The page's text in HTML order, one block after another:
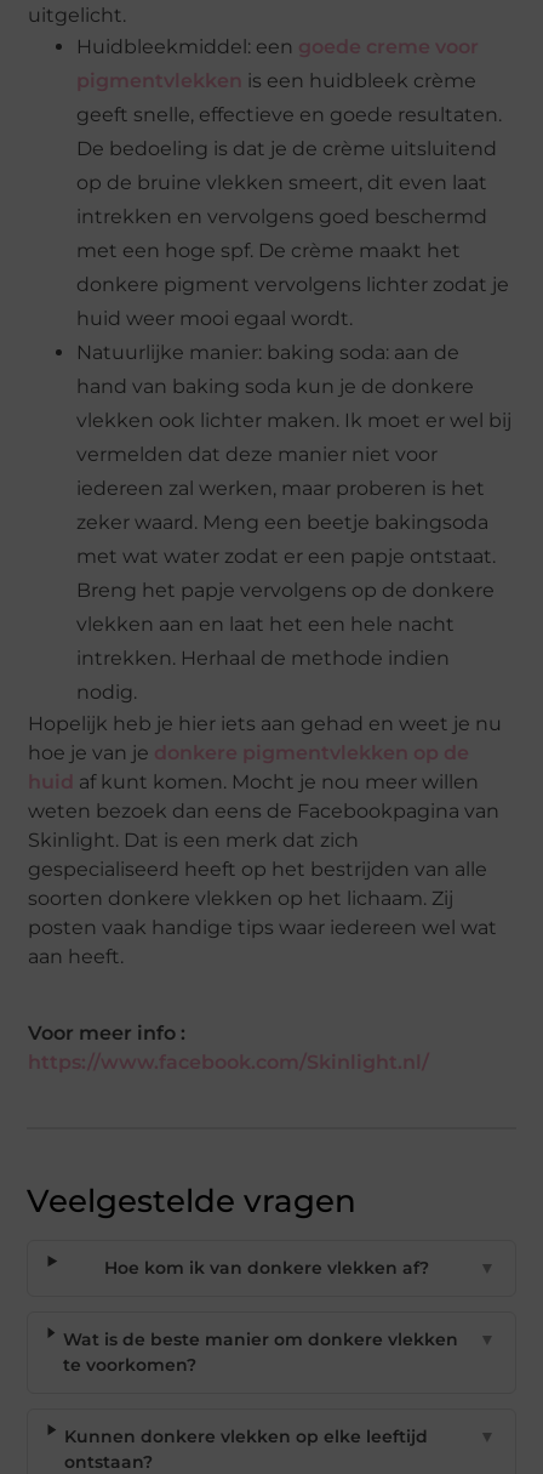
uitgelicht.
Huidbleekmiddel: een goede creme voor
pigmentvlekken is een huidbleek crème
geeft snelle, effectieve en goede resultaten.
De bedoeling is dat je de crème uitsluitend
op de bruine vlekken smeert, dit even laat
intrekken en vervolgens goed beschermd
met een hoge spf. De crème maakt het
donkere pigment vervolgens lichter zodat je
huid weer mooi egaal wordt.
Natuurlijke manier: baking soda: aan de
hand van baking soda kun je de donkere
vlekken ook lichter maken. Ik moet er wel bij
vermelden dat deze manier niet voor
iedereen zal werken, maar proberen is het
zeker waard. Meng een beetje bakingsoda
met wat water zodat er een papje ontstaat.
Breng het papje vervolgens op de donkere
vlekken aan en laat het een hele nacht
intrekken. Herhaal de methode indien
nodig.
Hopelijk heb je hier iets aan gehad en weet je nu
hoe je van je donkere pigmentvlekken op de
huid af kunt komen. Mocht je nou meer willen
weten bezoek dan eens de Facebookpagina van
Skinlight. Dat is een merk dat zich
gespecialiseerd heeft op het bestrijden van alle
soorten donkere vlekken op het lichaam. Zij
posten vaak handige tips waar iedereen wel wat
aan heeft.
Voor meer info :
https://www.facebook.com/Skinlight.nl/
Veelgestelde vragen
Hoe kom ik van donkere vlekken af? ▼
Wat is de beste manier om donkere vlekken
te voorkomen?
▼
Kunnen donkere vlekken op elke leeftijd
ontstaan?
▼